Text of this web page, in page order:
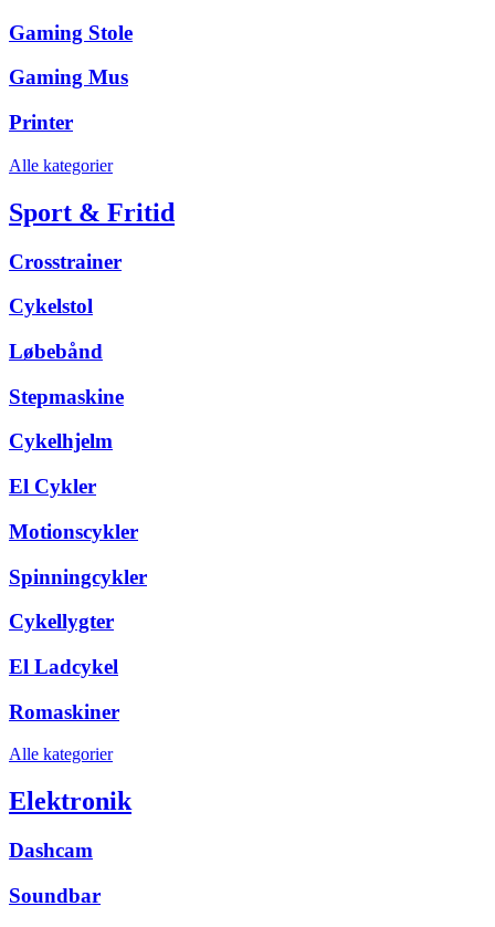
Gaming Stole
Gaming Mus
Printer
Alle kategorier
Sport & Fritid
Crosstrainer
Cykelstol
Løbebånd
Stepmaskine
Cykelhjelm
El Cykler
Motionscykler
Spinningcykler
Cykellygter
El Ladcykel
Romaskiner
Alle kategorier
Elektronik
Dashcam
Soundbar